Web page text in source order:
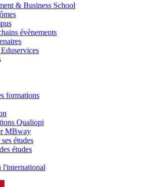
& Business School
évènements
formations
Qualiopi
MBway
études
études
l'international